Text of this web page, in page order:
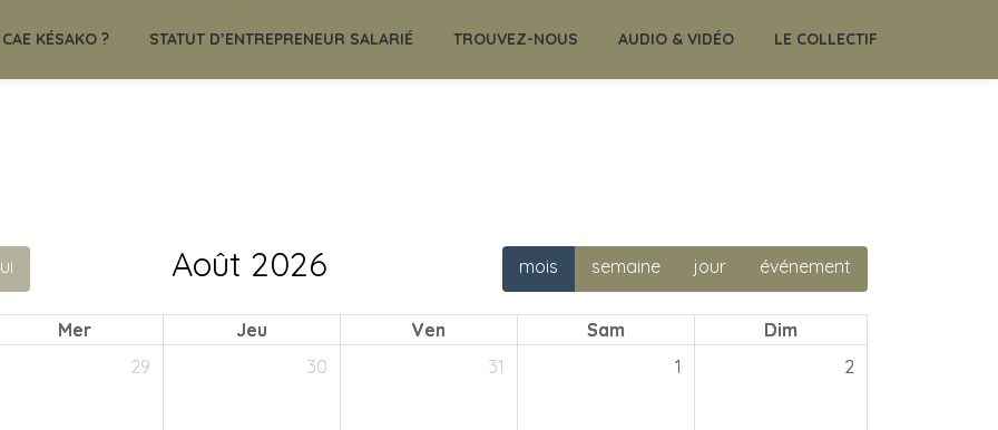
CAE KÉSAKO ? STATUT D’ENTREPRENEUR SALARIÉ TROUVEZ-NOUS AUDIO & VIDÉO LE COLLECTIF
Août 2026 mois semaine jour événement
Mer Jeu Ven Sam
Dim
29 30 31 1 2